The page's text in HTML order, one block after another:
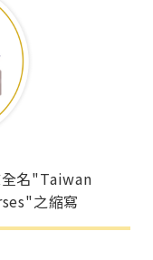
全名"Taiwan
之縮寫